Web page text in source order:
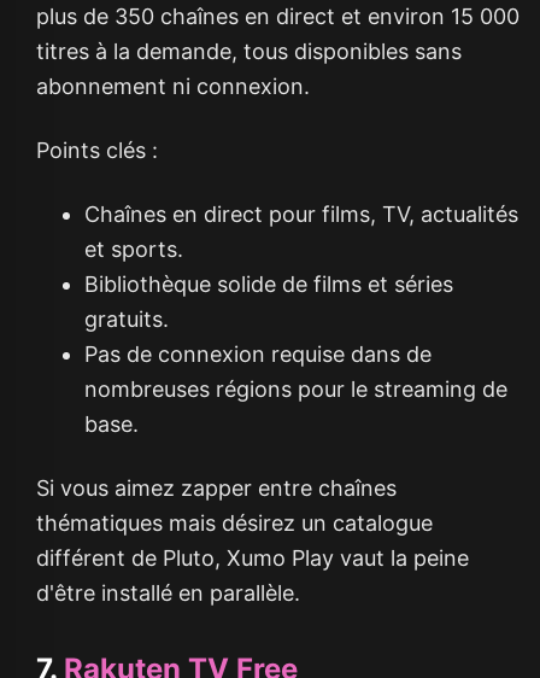
plus de 350 chaînes en direct et environ 15 000
titres à la demande, tous disponibles sans
abonnement ni connexion.
Points clés :
Chaînes en direct pour films, TV, actualités
et sports.
Bibliothèque solide de films et séries
gratuits.
Pas de connexion requise dans de
nombreuses régions pour le streaming de
base.
Si vous aimez zapper entre chaînes
thématiques mais désirez un catalogue
différent de Pluto, Xumo Play vaut la peine
d'être installé en parallèle.
7. Rakuten TV Free